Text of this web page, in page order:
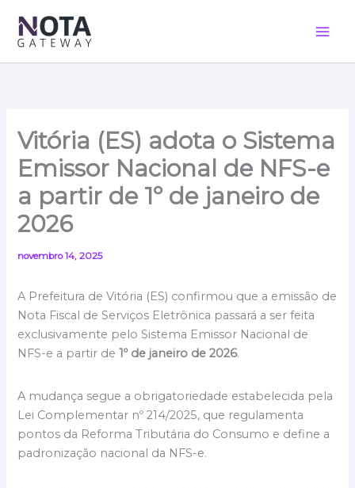
para
conteúdo
Vitória (ES) adota o Sistema
Emissor Nacional de NFS-e
a partir de 1º de janeiro de
2026
novembro 14, 2025
A Prefeitura de Vitória (ES) confirmou que a emissão de
Nota Fiscal de Serviços Eletrônica passará a ser feita
exclusivamente pelo Sistema Emissor Nacional de
NFS-e a partir de1º de janeiro de 2026.
A mudança segue a obrigatoriedade estabelecida pela
Lei Complementar nº 214/2025, que regulamenta
pontos da Reforma Tributária do Consumo e define a
padronização nacional da NFS-e.